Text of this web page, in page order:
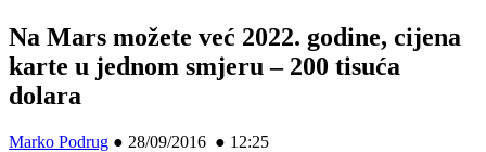
Na Mars možete već 2022. godine, cijena
karte u jednom smjeru – 200 tisuća
dolara
Marko Podrug ● 28/09/2016 ● 12:25